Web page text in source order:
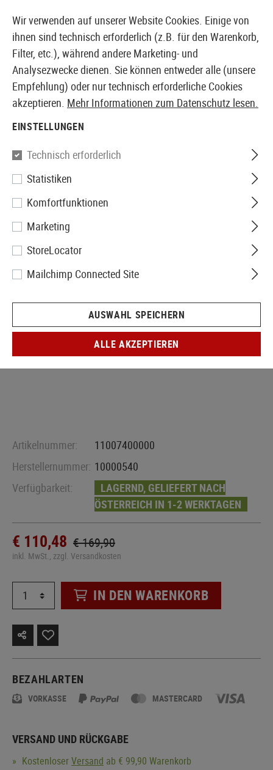
EUROPÄISCHER AIRSOFT SHOP & GROßHÄNDLER
Polarstar
UGS Co2 Insert 12g
Artikelnummer:
11007400000
Herstellernummer: 10000540
Verfügbarkeit:
LAGERND, GELIEFERT NACH
ÖSTERREICH IN 1-2 WERKTAGEN
€ 110,48 € 169,90
inkl. MwSt., zzgl. Versandkosten
IN DEN WARENKORB
BEZAHLARTEN
VORKASSE MASTERCARD
VERSAND UND RÜCKGABE
KostenloserVersand ab € 99,90 Warenkorb
Wir verwenden auf unserer Website Cookies. Einige von
ihnen sind technisch erforderlich (z.B. für den Warenkorb,
Filter, etc.), während andere Marketing- und
Analysezwecke dienen. Sie können entweder alle (unsere
Empfehlung) oder nur technisch erforderliche Cookies
akzeptieren. Mehr Informationen zum Datenschutz lesen.
EINSTELLUNGEN
Technisch erforderlich
Statistiken
Komfortfunktionen
Marketing
StoreLocator
Mailchimp Connected Site
AUSWAHL SPEICHERN
ALLE AKZEPTIEREN